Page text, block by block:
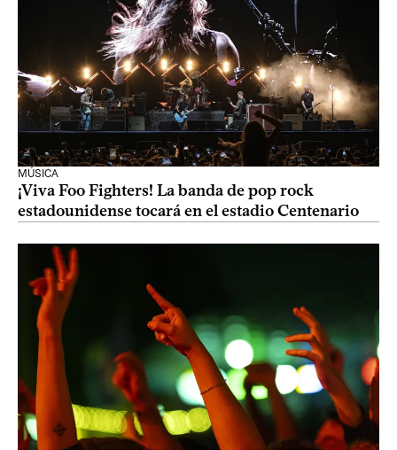
MÚSICA
¡Viva Foo Fighters! La banda de pop rock
estadounidense tocará en el estadio Centenario